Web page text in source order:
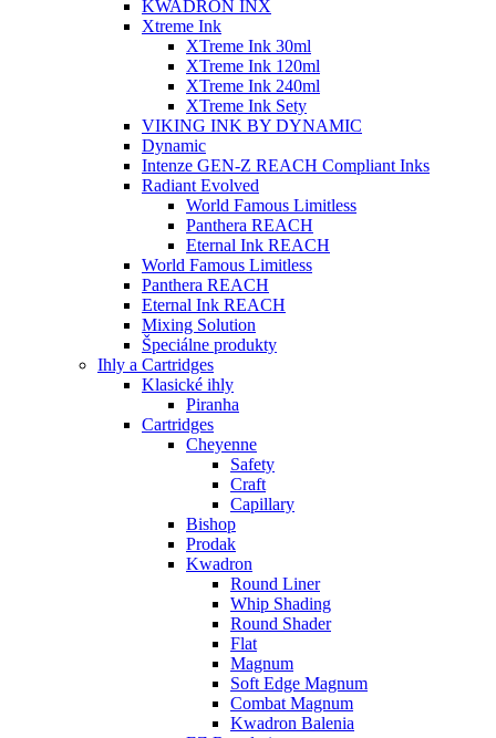
KWADRON INX
Xtreme Ink
XTreme Ink 30ml
XTreme Ink 120ml
XTreme Ink 240ml
XTreme Ink Sety
VIKING INK BY DYNAMIC
Dynamic
Intenze GEN-Z REACH Compliant Inks
Radiant Evolved
World Famous Limitless
Panthera REACH
Eternal Ink REACH
World Famous Limitless
Panthera REACH
Eternal Ink REACH
Mixing Solution
Špeciálne produkty
Ihly a Cartridges
Klasické ihly
Piranha
Cartridges
Cheyenne
Safety
Craft
Capillary
Bishop
Prodak
Kwadron
Round Liner
Whip Shading
Round Shader
Flat
Magnum
Soft Edge Magnum
Combat Magnum
Kwadron Balenia